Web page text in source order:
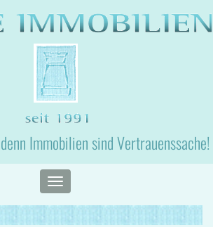
Immobilien sind Vertrauenssache!
Toggle
navigation